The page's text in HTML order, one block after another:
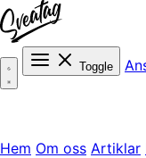
Toggle
Hem Om oss Artiklar